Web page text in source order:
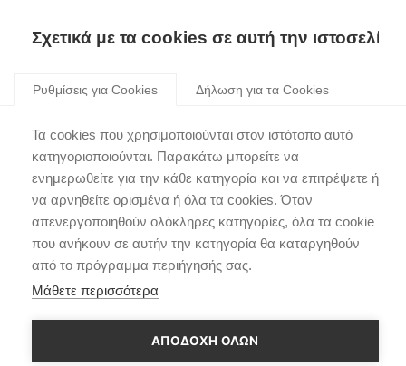
Σχετικά με τα cookies σε αυτή την ιστοσελίδα
Ρυθμίσεις για Cookies Δήλωση για τα Cookies
Τα cookies που χρησιμοποιούνται στον ιστότοπο αυτό
κατηγοριοποιούνται. Παρακάτω μπορείτε να
ενημερωθείτε για την κάθε κατηγορία και να επιτρέψετε ή
να αρνηθείτε ορισμένα ή όλα τα cookies. Όταν
απενεργοποιηθούν ολόκληρες κατηγορίες, όλα τα cookie
που ανήκουν σε αυτήν την κατηγορία θα καταργηθούν
από το πρόγραμμα περιήγησής σας.
Μάθετε περισσότερα
ΑΠΟΔΟΧΗ ΟΛΩΝ